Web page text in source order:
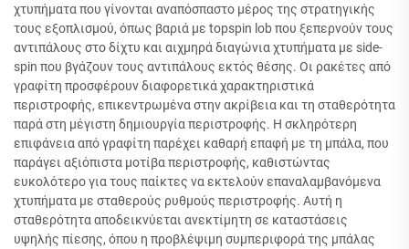
χτυπήματα που γίνονται αναπόσπαστο μέρος της στρατηγικής
τους εξοπλισμού, όπως βαριά με topspin lob που ξεπερνούν τους
αντιπάλους στο δίχτυ και αιχμηρά διαγώνια χτυπήματα με side-
spin που βγάζουν τους αντιπάλους εκτός θέσης. Οι ρακέτες από
γραφίτη προσφέρουν διαφορετικά χαρακτηριστικά
περιστροφής, επικεντρωμένα στην ακρίβεια και τη σταθερότητα
παρά στη μέγιστη δημιουργία περιστροφής. Η σκληρότερη
επιφάνεια από γραφίτη παρέχει καθαρή επαφή με τη μπάλα, που
παράγει αξιόπιστα μοτίβα περιστροφής, καθιστώντας
ευκολότερο για τους παίκτες να εκτελούν επαναλαμβανόμενα
χτυπήματα με σταθερούς ρυθμούς περιστροφής. Αυτή η
σταθερότητα αποδεικνύεται ανεκτίμητη σε καταστάσεις
υψηλής πίεσης, όπου η προβλέψιμη συμπεριφορά της μπάλας